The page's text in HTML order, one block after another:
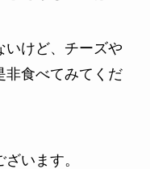
いけど、チーズや
非食べてみてくだ
います。